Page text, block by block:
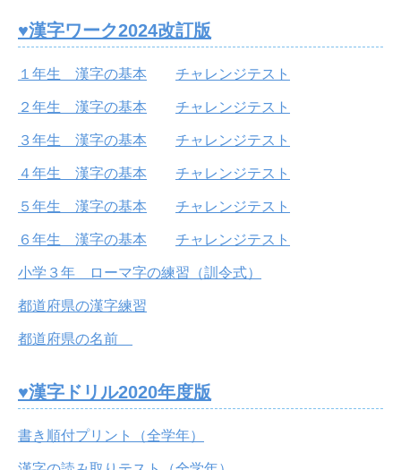
♥漢字ワーク2024改訂版
１年生 漢字の基本 チャレンジテスト
２年生 漢字の基本 チャレンジテスト
３年生 漢字の基本 チャレンジテスト
４年生 漢字の基本 チャレンジテスト
５年生 漢字の基本 チャレンジテスト
６年生 漢字の基本 チャレンジテスト
小学３年 ローマ字の練習（訓令式）
都道府県の漢字練習
都道府県の名前
♥漢字ドリル2020年度版
書き順付プリント（全学年）